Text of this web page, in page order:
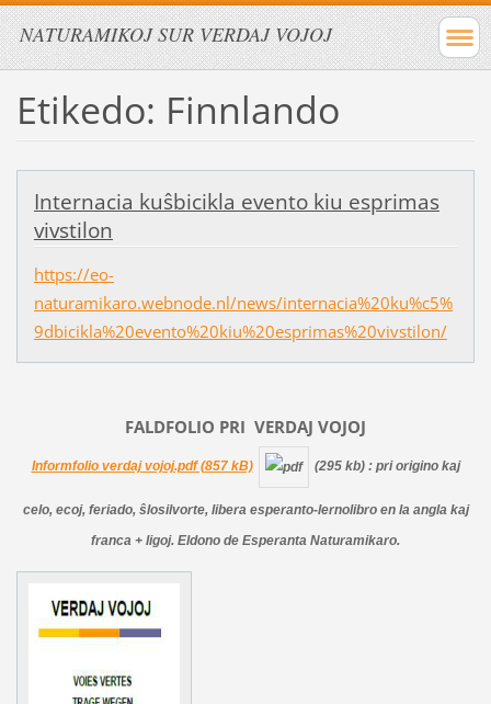
NATURAMIKOJ SUR VERDAJ VOJOJ
Etikedo: Finnlando
Internacia kuŝbicikla evento kiu esprimas
vivstilon
https://eo-
naturamikaro.webnode.nl/news/internacia%20ku%c5%
9dbicikla%20evento%20kiu%20esprimas%20vivstilon/
FALDFOLIO PRI VERDAJ VOJOJ
Informfolio verdaj vojoj.pdf (857 kB) (295 kb) : pri origino kaj
celo, ecoj, feriado, ŝlosilvorte, libera esperanto-lernolibro en la angla kaj
franca + ligoj. Eldono de Esperanta Naturamikaro.